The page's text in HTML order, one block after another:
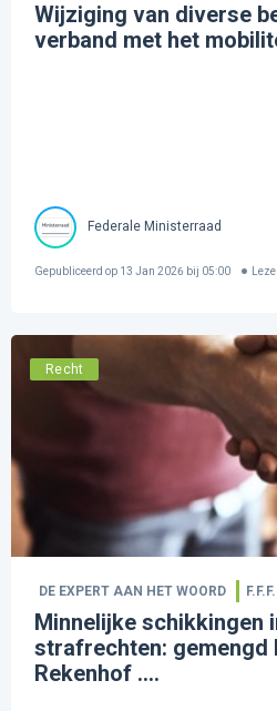
Wijziging van diverse
verband met het
Federale Ministerraad
Gepubliceerd op 13 Jan 2026 bij 05:00
Recht
DE EXPERT AAN HET WOORD F.F.F.
Minnelijke schikkingen
strafrechten: gemengd
Rekenhof ....